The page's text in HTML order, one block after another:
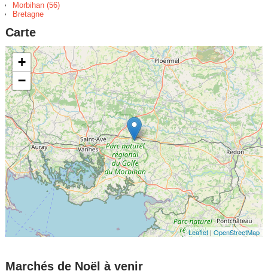
Morbihan (56)
Bretagne
Carte
+
−
Leaflet |OpenStreetMap
Marchés de Noël à venir